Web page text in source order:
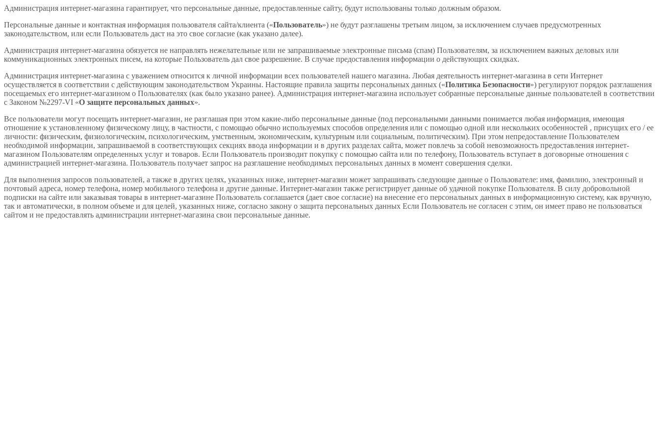
Администрация интернет-магазина гарантирует, что персональные данные, предоставленные сайту, будут использованы только должным образом.
Персональные данные и контактная информация пользователя сайта/клиента («Пользователь») не будут разглашены третьим лицом, за исключением случаев предусмотренных
законодательством, или если Пользователь даст на это свое согласие (как указано далее).
Администрация интернет-магазина обязуется не направлять нежелательные или не запрашиваемые электронные письма (спам) Пользователям, за исключением важных деловых или
коммуникационных электронных писем, на которые Пользователь дал свое разрешение. В случае предоставления информации о действующих скидках.
Администрация интернет-магазина с уважением относится к личной информации всех пользователей нашего магазина. Любая деятельность интернет-магазина в сети Интернет
осуществляется в соответствии с действующим законодательством Украины. Настоящие правила защиты персональных данных («Политика Безопасности») регулируют порядок разглашения
посещаемых его интернет-магазином о Пользователях (как было указано ранее). Администрация интернет-магазина использует собранные персональные данные пользователей в соответствии
с Законом №2297-VI «О защите персональных данных».
Все пользователи могут посещать интернет-магазин, не разглашая при этом какие-либо персональные данные (под персональными данными понимается любая информация, имеющая
отношение к установленному физическому лицу, в частности, с помощью обычно используемых способов определения или с помощью одной или нескольких особенностей , присущих его / ее
личности: физическим, физиологическим, психологическим, умственным, экономическим, культурным или социальным, политическим). При этом непредоставление Пользователем
необходимой информации, запрашиваемой в соответствующих секциях ввода информации и в других разделах сайта, может повлечь за собой невозможность предоставления интернет-
магазином Пользователям определенных услуг и товаров. Если Пользователь производит покупку с помощью сайта или по телефону, Пользователь вступает в договорные отношения с
администрацией интернет-магазина. Пользователь получает запрос на разглашение необходимых персональных данных в момент совершения сделки.
Для выполнения запросов пользователей, а также в других целях, указанных ниже, интернет-магазин может запрашивать следующие данные о Пользователе: имя, фамилию, электронный и
почтовый адреса, номер телефона, номер мобильного телефона и другие данные. Интернет-магазин также регистрирует данные об удачной покупке Пользователя. В силу добровольной
подписки на сайте или заказывая товары в интернет-магазине Пользователь соглашается (дает свое согласие) на внесение его персональных данных в информационную систему, как вручную,
так и автоматически, в полном объеме и для целей, указанных ниже, согласно закону о защита персональных данных Если Пользователь не согласен с этим, он имеет право не пользоваться
сайтом и не предоставлять администрации интернет-магазина свои персональные данные.